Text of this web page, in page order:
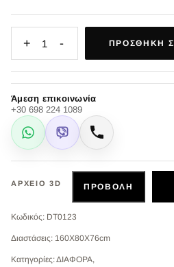
+ 1 - ΠΡΟΣΘΉΚΗ
Άμεση επικοινωνία
+30 698 224 1089
WhatsApp
Viber Κλήση
ΑΡΧΕΊΟ 3D ΠΡΟΒΟΛΉ
Κωδικός: DT0123
Διαστάσεις: 160X80X76cm
Κατηγορίες: ΔΙΑΦΟΡΑ,